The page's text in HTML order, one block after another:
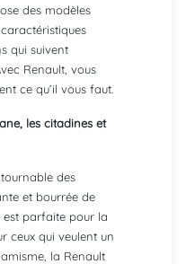
des modèles
qui suivent
Renault, vous
ce qu’il vous faut.
les citadines et
des
et bourrée de
est parfaite pour la
ceux qui veulent un
la Renault